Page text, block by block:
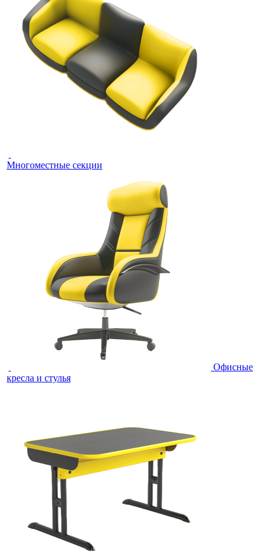
Многоместные секции
Офисные
кресла и стулья